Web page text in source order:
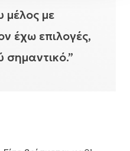
μέλος με
έχω επιλογές,
σημαντικό.”